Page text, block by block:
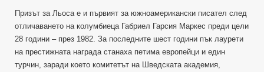
Призът за Льоса е и първият за южноамерикански писател след
отличаването на колумбиеца Габриел Гарсия Маркес преди цели
28 години – през 1982. За последните шест години пък лаурети
на престижната награда станаха петима европейци и един
турчин, заради което комитетът на Шведската академия,